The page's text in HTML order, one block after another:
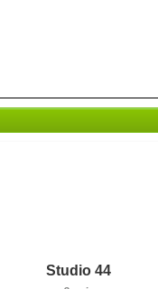
Studio 44
Détails